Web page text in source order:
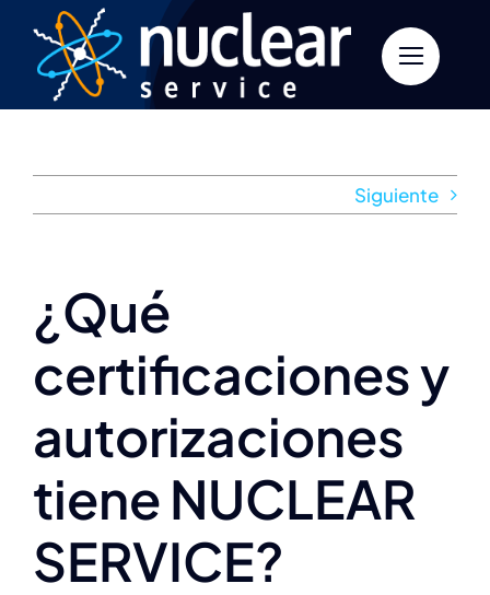
contenido
Siguiente
¿Qué
certificaciones y
autorizaciones
tiene NUCLEAR
SERVICE?